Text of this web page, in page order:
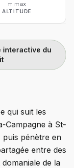
m max
ALTITUDE
interactive du
qui suit les
Campagne à St-
puis pénètre en
entre des
de la